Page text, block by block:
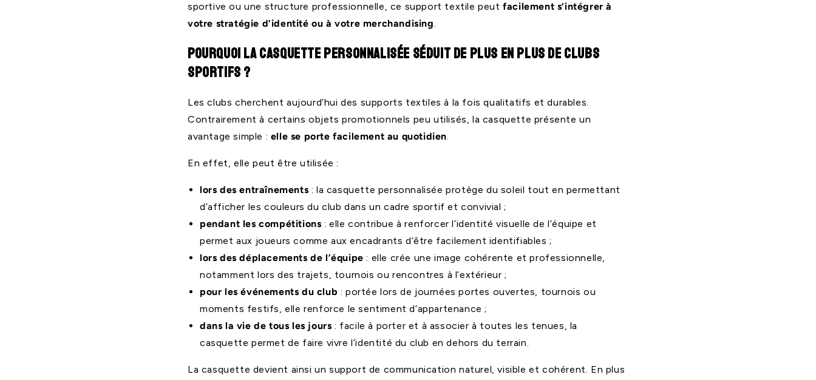
sportive ou une structure professionnelle, ce support textile peutfacilement s’intégrer à
votre stratégie d’identité ou à votre merchandising.
Pourquoi la casquette personnalisée séduit de plus en plus de clubs
sportifs ?
Les clubs cherchent aujourd’hui des supports textiles à la fois qualitatifs et durables.
Contrairement à certains objets promotionnels peu utilisés, la casquette présente un
avantage simple : elle se porte facilement au quotidien.
En effet, elle peut être utilisée :
lors des entraînements : la casquette personnalisée protège du soleil tout en permettant
d’afficher les couleurs du club dans un cadre sportif et convivial ;
pendant les compétitions : elle contribue à renforcer l’identité visuelle de l’équipe et
permet aux joueurs comme aux encadrants d’être facilement identifiables ;
lors des déplacements de l’équipe : elle crée une image cohérente et professionnelle,
notamment lors des trajets, tournois ou rencontres à l’extérieur ;
pour les événements du club : portée lors de journées portes ouvertes, tournois ou
moments festifs, elle renforce le sentiment d’appartenance ;
dans la vie de tous les jours : facile à porter et à associer à toutes les tenues, la
casquette permet de faire vivre l’identité du club en dehors du terrain.
La casquette devient ainsi un support de communication naturel, visible et cohérent. En plus